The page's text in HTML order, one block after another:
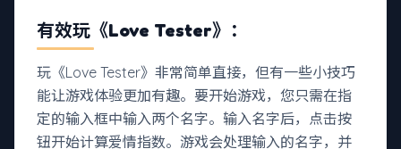
有效玩《Love Tester》：
玩《Love Tester》非常简单直接，但有一些小技巧
能让游戏体验更加有趣。要开始游戏，您只需在指
定的输入框中输入两个名字。输入名字后，点击按
钮开始计算爱情指数。游戏会处理输入的名字，并